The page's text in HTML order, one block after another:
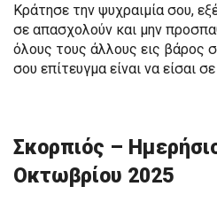
Κράτησε την ψυχραιμία σου,
σε απασχολούν και μην
όλους τους άλλους εις βάρος
σου επίτευγμα είναι να είσαι
Σκορπιός –
Οκτωβρίου 2025